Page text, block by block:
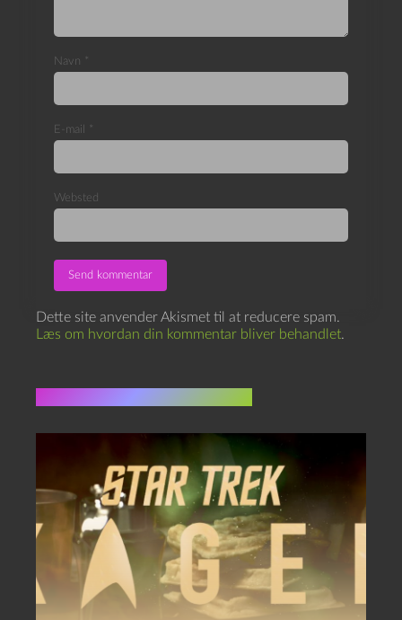
Navn *
E-mail *
Websted
Dette site anvender Akismet til at reducere spam.
Læs om hvordan din kommentar bliver behandlet.